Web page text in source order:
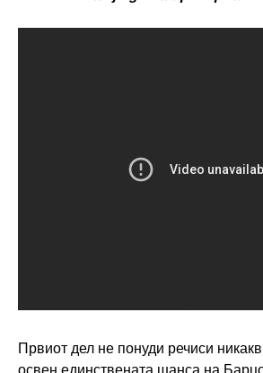
Првиот дел не понуди речиси
освен единствената шанса на